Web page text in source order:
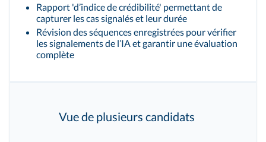
Rapport 'd’indice de crédibilité' permettant de
capturer les cas signalés et leur durée
Révision des séquences enregistrées pour vérifier
les signalements de l’IA et garantir une évaluation
complète
Vue de plusieurs candidats